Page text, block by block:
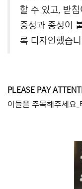
할 수 있고, 받
중성과 종성이
록 디자인했습
PLEASE PAY
이들을 주목해주세요